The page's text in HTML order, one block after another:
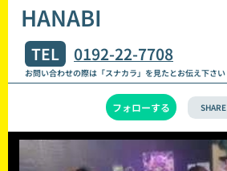
HANABI
TEL 0192-22-7708
お問い合わせの際は「スナカラ」を見たとお伝え下さい
フォローする SHARE